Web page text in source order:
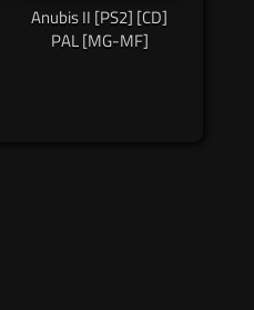
Anubis II [PS2] [CD]
PAL [MG-MF]